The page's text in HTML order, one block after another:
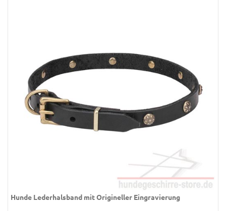
Hunde Lederhalsband mit Origineller Eingravierung